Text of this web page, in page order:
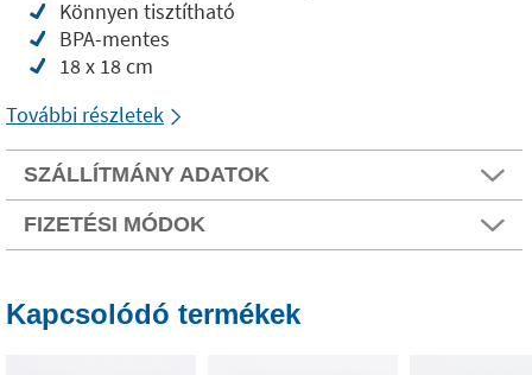
Könnyen tisztítható
BPA-mentes
18 x 18 cm
További részletek
SZÁLLÍTMÁNY ADATOK
FIZETÉSI MÓDOK
Kapcsolódó termékek